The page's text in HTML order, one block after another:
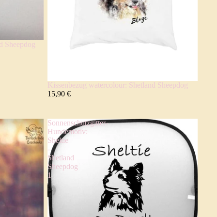
Sheepdog
Kissenbezug watercolour: Shetland Sheepdog
15,90 €
Sonnenschutzgitter-
Hundemotiv:
Sheltie
-
Shetland
Sheepdog
1